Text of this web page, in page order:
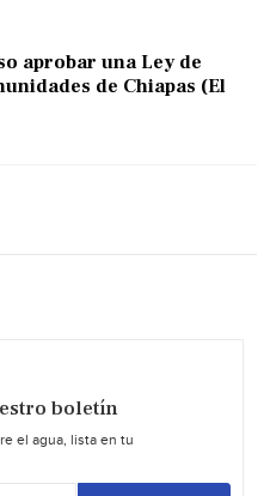
aprobar una Ley de
de Chiapas (El
boletín
el agua, lista en tu